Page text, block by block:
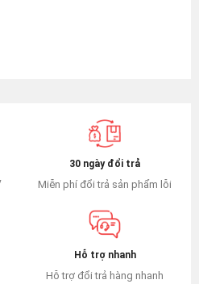
30 ngày đổi trả
Miễn phí đổi trả sản phẩm lỗi
Hỗ trợ nhanh
Hỗ trợ đổi trả hàng nhanh